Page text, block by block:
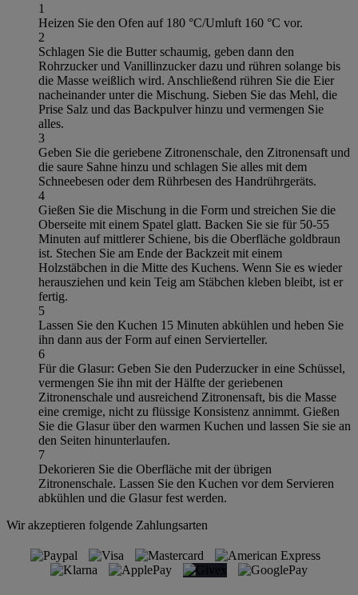
1
Heizen Sie den Ofen auf 180 °C/Umluft 160 °C vor.
2
Schlagen Sie die Butter schaumig, geben dann den
Rohrzucker und Vanillinzucker dazu und rühren solange bis
die Masse weißlich wird. Anschließend rühren Sie die Eier
nacheinander unter die Mischung. Sieben Sie das Mehl, die
Prise Salz und das Backpulver hinzu und vermengen Sie
alles.
3
Geben Sie die geriebene Zitronenschale, den Zitronensaft und
die saure Sahne hinzu und schlagen Sie alles mit dem
Schneebesen oder dem Rührbesen des Handrührgeräts.
4
Gießen Sie die Mischung in die Form und streichen Sie die
Oberseite mit einem Spatel glatt. Backen Sie sie für 50-55
Minuten auf mittlerer Schiene, bis die Oberfläche goldbraun
ist. Stechen Sie am Ende der Backzeit mit einem
Holzstäbchen in die Mitte des Kuchens. Wenn Sie es wieder
herausziehen und kein Teig am Stäbchen kleben bleibt, ist er
fertig.
5
Lassen Sie den Kuchen 15 Minuten abkühlen und heben Sie
ihn dann aus der Form auf einen Servierteller.
6
Für die Glasur: Geben Sie den Puderzucker in eine Schüssel,
vermengen Sie ihn mit der Hälfte der geriebenen
Zitronenschale und ausreichend Zitronensaft, bis die Masse
eine cremige, nicht zu flüssige Konsistenz annimmt. Gießen
Sie die Glasur über den warmen Kuchen und lassen Sie sie an
den Seiten hinunterlaufen.
7
Dekorieren Sie die Oberfläche mit der übrigen
Zitronenschale. Lassen Sie den Kuchen vor dem Servieren
abkühlen und die Glasur fest werden.
Wir akzeptieren folgende Zahlungsarten